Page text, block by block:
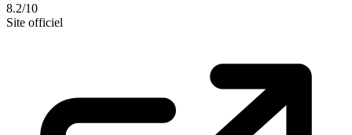
8.2/10
Site officiel